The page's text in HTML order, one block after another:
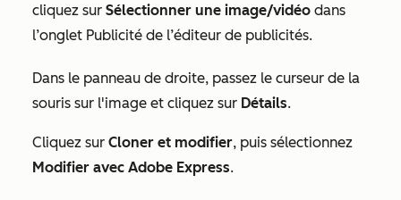
cliquez sur Sélectionner une image/vidéo dans
l’onglet Publicité de l’éditeur de publicités.
Dans le panneau de droite, passez le curseur de la
souris sur l'image et cliquez sur Détails.
Cliquez sur Cloner et modifier, puis sélectionnez
Modifier avec Adobe Express.